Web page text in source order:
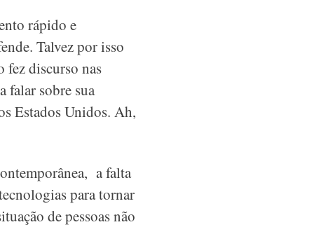
rápido e
Talvez por isso
fez discurso nas
falar sobre sua
Estados Unidos. Ah,
a falta
para tornar
de pessoas não